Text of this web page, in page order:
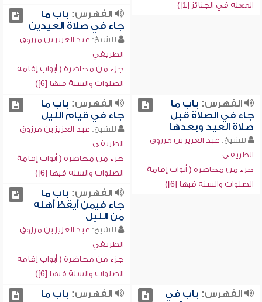
المعلة في الجنائز [1])
الفهرس: باب ما
جاء في صلاة العيدين
للشيخ: عبد العزيز بن مرزوق
الطريفي
جزء من محاضرة ( أبواب إقامة
الصلوات والسنة فيها [6])
الفهرس: باب ما
جاء في الصلاة قبل
صلاة العيد وبعدها
للشيخ: عبد العزيز بن مرزوق
الطريفي
جزء من محاضرة ( أبواب إقامة
الصلوات والسنة فيها [6])
الفهرس: باب ما
جاء في قيام الليل
للشيخ: عبد العزيز بن مرزوق
الطريفي
جزء من محاضرة ( أبواب إقامة
الصلوات والسنة فيها [6])
الفهرس: باب ما
جاء فيمن أيقظ أهله
من الليل
للشيخ: عبد العزيز بن مرزوق
الطريفي
جزء من محاضرة ( أبواب إقامة
الصلوات والسنة فيها [6])
الفهرس: باب في
الفهرس: باب ما